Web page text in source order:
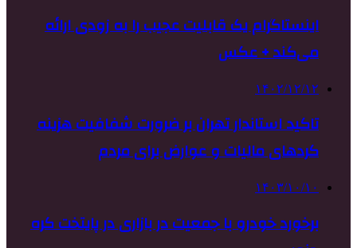
اینستاگرام یک قابلیت عجیب را به زودی ارائه
می‌کند + عکس
۱۴۰۲/۱۲/۱۲
تاکید استاندار تهران بر ضرورت شفافیت هزینه
کردهای مالیات و عوارض برای مردم
۱۴۰۳/۱۰/۱۰
برخورد خودرو با جمعیت در بازاری در پایتخت کره